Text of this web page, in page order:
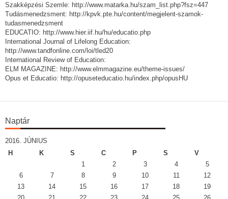
Szakképzési Szemle: http://www.matarka.hu/szam_list.php?fsz=447
Tudásmenedzsment: http://kpvk.pte.hu/content/megjelent-szamok-
tudasmenedzsment
EDUCATIO: http://www.hier.iif.hu/hu/educatio.php
International Journal of Lifelong Education:
http://www.tandfonline.com/loi/tled20
International Review of Education:
ELM MAGAZINE: http://www.elmmagazine.eu/theme-issues/
Opus et Educatio: http://opuseteducatio.hu/index.php/opusHU
Naptár
2016. JÚNIUS
H
K S C P S
V
1
2 3 4
5
6
7 8 9 10 11
12
13
14 15 16 17 18
19